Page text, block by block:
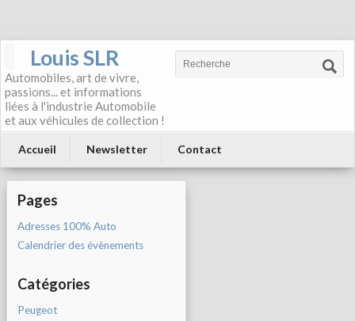
Louis SLR
Automobiles, art de vivre,
passions... et informations
liées à l'industrie Automobile
et aux véhicules de collection !
Accueil Newsletter Contact
Pages
Adresses 100% Auto
Calendrier des évènements
Catégories
Peugeot